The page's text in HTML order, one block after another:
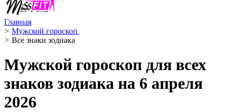
Главная
> Мужской гороскоп ️
> Все знаки зодиака
Мужской гороскоп для всех
знаков зодиака на 6 апреля
2026